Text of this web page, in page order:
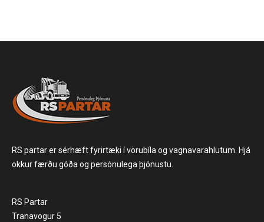
RS partar er sérhæft fyrirtæki í vörubíla og vagnavarahlutum. Hjá
okkur færðu góða og persónulega þjónustu.
RS Partar
Tranavogur 5